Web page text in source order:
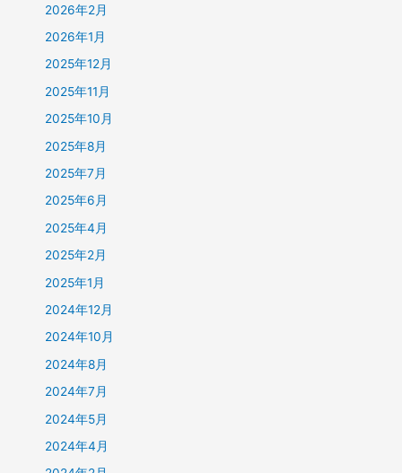
2026年2月
2026年1月
2025年12月
2025年11月
2025年10月
2025年8月
2025年7月
2025年6月
2025年4月
2025年2月
2025年1月
2024年12月
2024年10月
2024年8月
2024年7月
2024年5月
2024年4月